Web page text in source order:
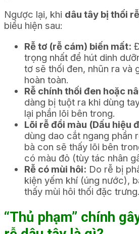
Ngược lại, khi dâu tây bị thối rễ
biểu hiện sau:
Rễ tơ (rễ cám) biến mất:
trọng nhất để hút dinh
tơ sẽ thối đen, nhũn ra và
hoàn toàn.
Rễ chính thối đen hoặc
dàng bị tuột ra khi dùng
lại phần lõi bên trong.
Lõi rễ đổi màu (Dấu hiệu
dùng dao cắt ngang phần
bà con sẽ thấy lõi bên
có màu đỏ (tùy tác nhân
Rễ có mùi hôi: Do rễ bị
kiện yếm khí (úng nước),
thấy mùi hôi thối đặc trưng.
“Thủ phạm” chính